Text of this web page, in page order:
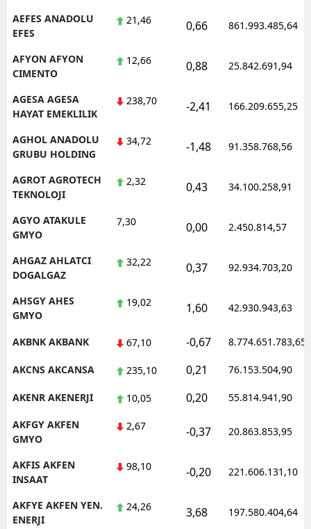
Mersin
Kars
Kırşehir
Kütahya
Kahramanmaraş
AEFES ANADOLU
EFES
21,46 0,66 861.993.485,64
AFYON AFYON
CIMENTO
12,66 0,88 25.842.691,94
AGESA AGESA
HAYAT EMEKLILIK
238,70 -2,41 166.209.655,25
AGHOL ANADOLU
GRUBU HOLDING
34,72 -1,48 91.358.768,56
AGROT AGROTECH
TEKNOLOJI
2,32 0,43 34.100.258,91
AGYO ATAKULE
GMYO
7,30 0,00 2.450.814,57
AHGAZ AHLATCI
DOGALGAZ
32,22 0,37 92.934.703,20
AHSGY AHES
GMYO
19,02 1,60 42.930.943,63
AKBNK AKBANK 67,10 -0,67 8.774.651.783,65
AKCNS AKCANSA 235,10 0,21 76.153.504,90
AKENR AKENERJI 10,05 0,20 55.814.941,90
AKFGY AKFEN
GMYO
2,67 -0,37 20.863.853,95
AKFIS AKFEN
INSAAT
98,10 -0,20 221.606.131,10
AKFYE AKFEN YEN.
ENERJI
24,26 3,68 197.580.404,64